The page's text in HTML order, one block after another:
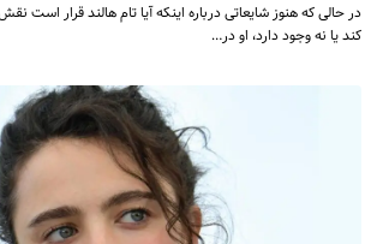
در حالی که هنوز شایعاتی درباره‌ اینکه آیا تام هالند قرار است
کند یا نه وجود دارد، او در…